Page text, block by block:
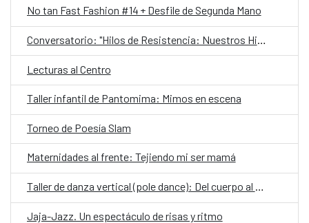
No tan Fast Fashion #14 + Desfile de Segunda Mano
Conversatorio: "Hilos de Resistencia: Nuestros Hilos, nuestras voces"
Lecturas al Centro
Taller infantil de Pantomima: Mimos en escena
Torneo de Poesía Slam
Maternidades al frente: Tejiendo mi ser mamá
Taller de danza vertical (pole dance): Del cuerpo al vuelo, un movimiento que transforma
Jaja-Jazz. Un espectáculo de risas y ritmo